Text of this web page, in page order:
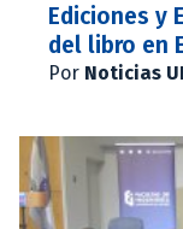
Ediciones y
del libro en
Por Noticias